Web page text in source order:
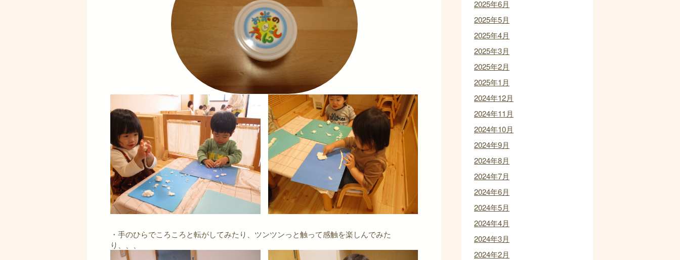
・手のひらでころころと転がしてみたり、ツンツンっと触って感触を楽しんでみた
り、、、
2025年6月
2025年5月
2025年4月
2025年3月
2025年2月
2025年1月
2024年12月
2024年11月
2024年10月
2024年9月
2024年8月
2024年7月
2024年6月
2024年5月
2024年4月
2024年3月
2024年2月